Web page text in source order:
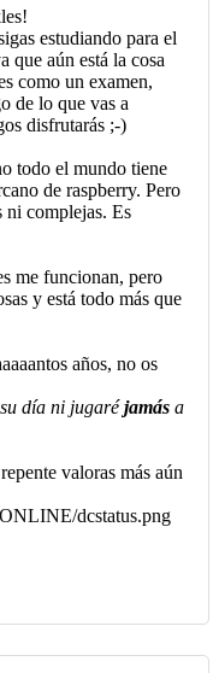
estudiando para el
que aún está la cosa
como un examen,
de lo que vas a
disfrutarás ;-)
todo el mundo tiene
de raspberry. Pero
ni complejas. Es
me funcionan, pero
y está todo más que
años, no os
día ni jugaréjamás a
valoras más aún